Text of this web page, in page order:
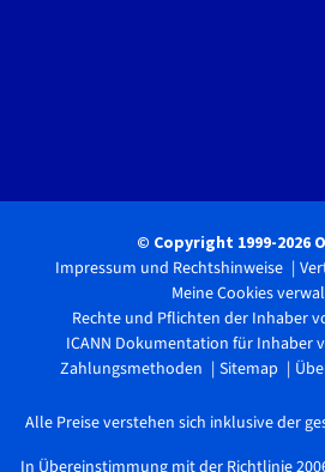
© Copyright 1999-2026
Impressum und Rechtshinweise
Meine Cookies
Rechte und Pflichten der Inhaber
ICANN Dokumentation für Inhaber
Zahlungsmethoden
Sitemap
Alle Preise verstehen sich inklusive der
In Übereinstimmung mit der Richtlinie